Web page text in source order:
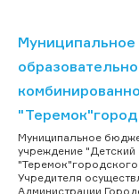
Муниципальное
учреждение
Учредителя
Администрации